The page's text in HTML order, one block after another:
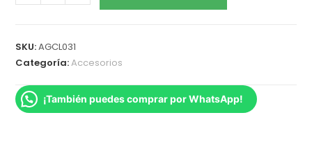
SKU:AGCL031
Categoría:Accesorios
¡También puedes comprar por WhatsApp!